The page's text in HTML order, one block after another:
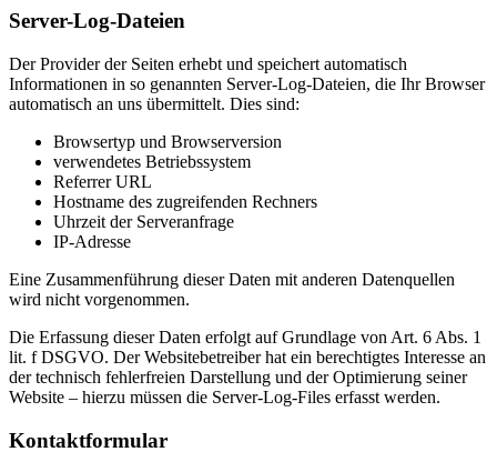
Server-Log-Dateien
Der Provider der Seiten erhebt und speichert automatisch
Informationen in so genannten Server-Log-Dateien, die Ihr Browser
automatisch an uns übermittelt. Dies sind:
Browsertyp und Browserversion
verwendetes Betriebssystem
Referrer URL
Hostname des zugreifenden Rechners
Uhrzeit der Serveranfrage
IP-Adresse
Eine Zusammenführung dieser Daten mit anderen Datenquellen
wird nicht vorgenommen.
Die Erfassung dieser Daten erfolgt auf Grundlage von Art. 6 Abs. 1
lit. f DSGVO. Der Websitebetreiber hat ein berechtigtes Interesse an
der technisch fehlerfreien Darstellung und der Optimierung seiner
Website – hierzu müssen die Server-Log-Files erfasst werden.
Kontaktformular